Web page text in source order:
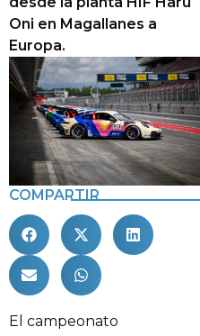
Oni en Magallanes a
Europa.
COMPARTIR
El campeonato